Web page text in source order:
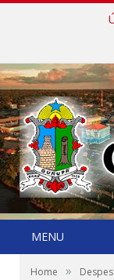
MENU
Home »